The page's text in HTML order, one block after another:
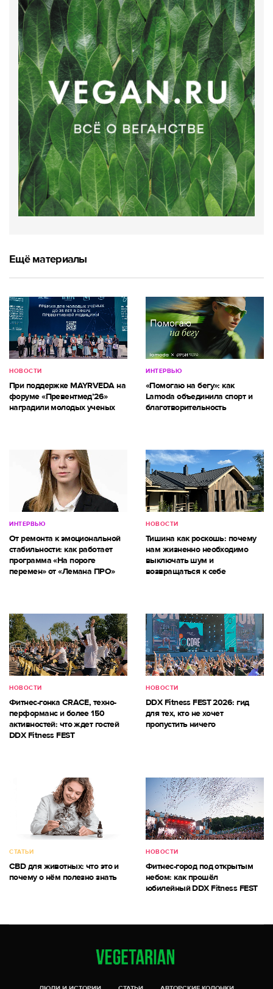
Ещё материалы
НОВОСТИ
При поддержке MAYRVEDA на
форуме «Превентмед’26»
наградили молодых ученых
ИНТЕРВЬЮ
«Помогаю на бегу»: как
Lamoda объединила спорт и
благотворительность
ИНТЕРВЬЮ
От ремонта к эмоциональной
стабильности: как работает
программа «На пороге
перемен» от «Лемана ПРО»
НОВОСТИ
Тишина как роскошь: почему
нам жизненно необходимо
выключать шум и
возвращаться к себе
НОВОСТИ
Фитнес-гонка CRACE, техно-
перформанс и более 150
активностей: что ждет гостей
DDX Fitness FEST
НОВОСТИ
DDX Fitness FEST 2026: гид
для тех, кто не хочет
пропустить ничего
СТАТЬИ
CBD для животных: что это и
почему о нём полезно знать
НОВОСТИ
Фитнес-город под открытым
небом: как прошёл
юбилейный DDX Fitness FEST